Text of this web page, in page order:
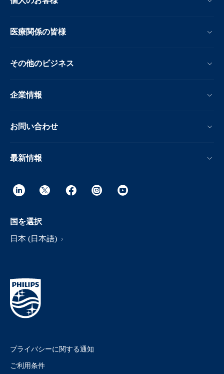
医療関係の皆様
その他のビジネス
企業情報
お問い合わせ
最新情報
国を選択
日本 (日本語)
プライバシーに関する通知
ご利用条件